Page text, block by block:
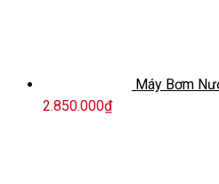
Máy Bơm
2.850.000₫